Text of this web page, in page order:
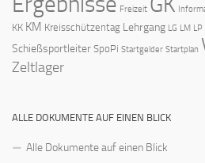
Freizeit
KK KM Kreisschützentag Lehrgang LG LM LP
Schießsportleiter SpoPi Startgelder Startplan
Zeltlager
ALLE DOKUMENTE AUF EINEN BLICK
Alle Dokumente auf einen Blick